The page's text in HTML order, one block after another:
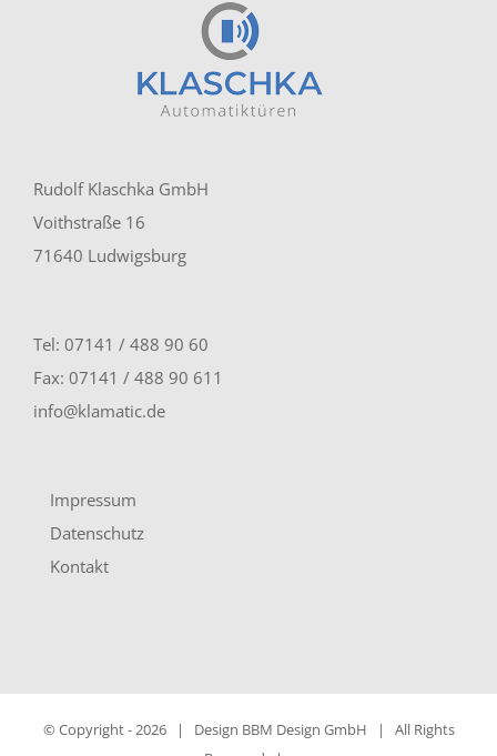
Rudolf Klaschka GmbH
Voithstraße 16
71640 Ludwigsburg
Tel: 07141 / 488 90 60
Fax: 07141 / 488 90 611
info@klamatic.de
Impressum
Datenschutz
Kontakt
© Copyright -2026 | Design BBM Design GmbH | All Rights